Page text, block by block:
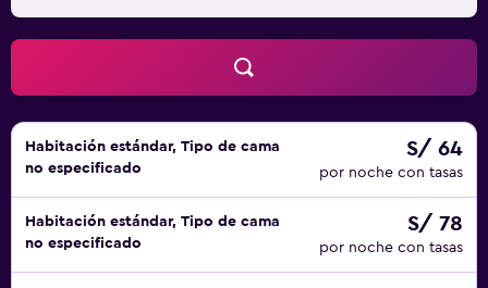
Habitación estándar, Tipo de cama
no especificado
S/ 64
por noche con tasas
Habitación estándar, Tipo de cama
no especificado
S/ 78
por noche con tasas